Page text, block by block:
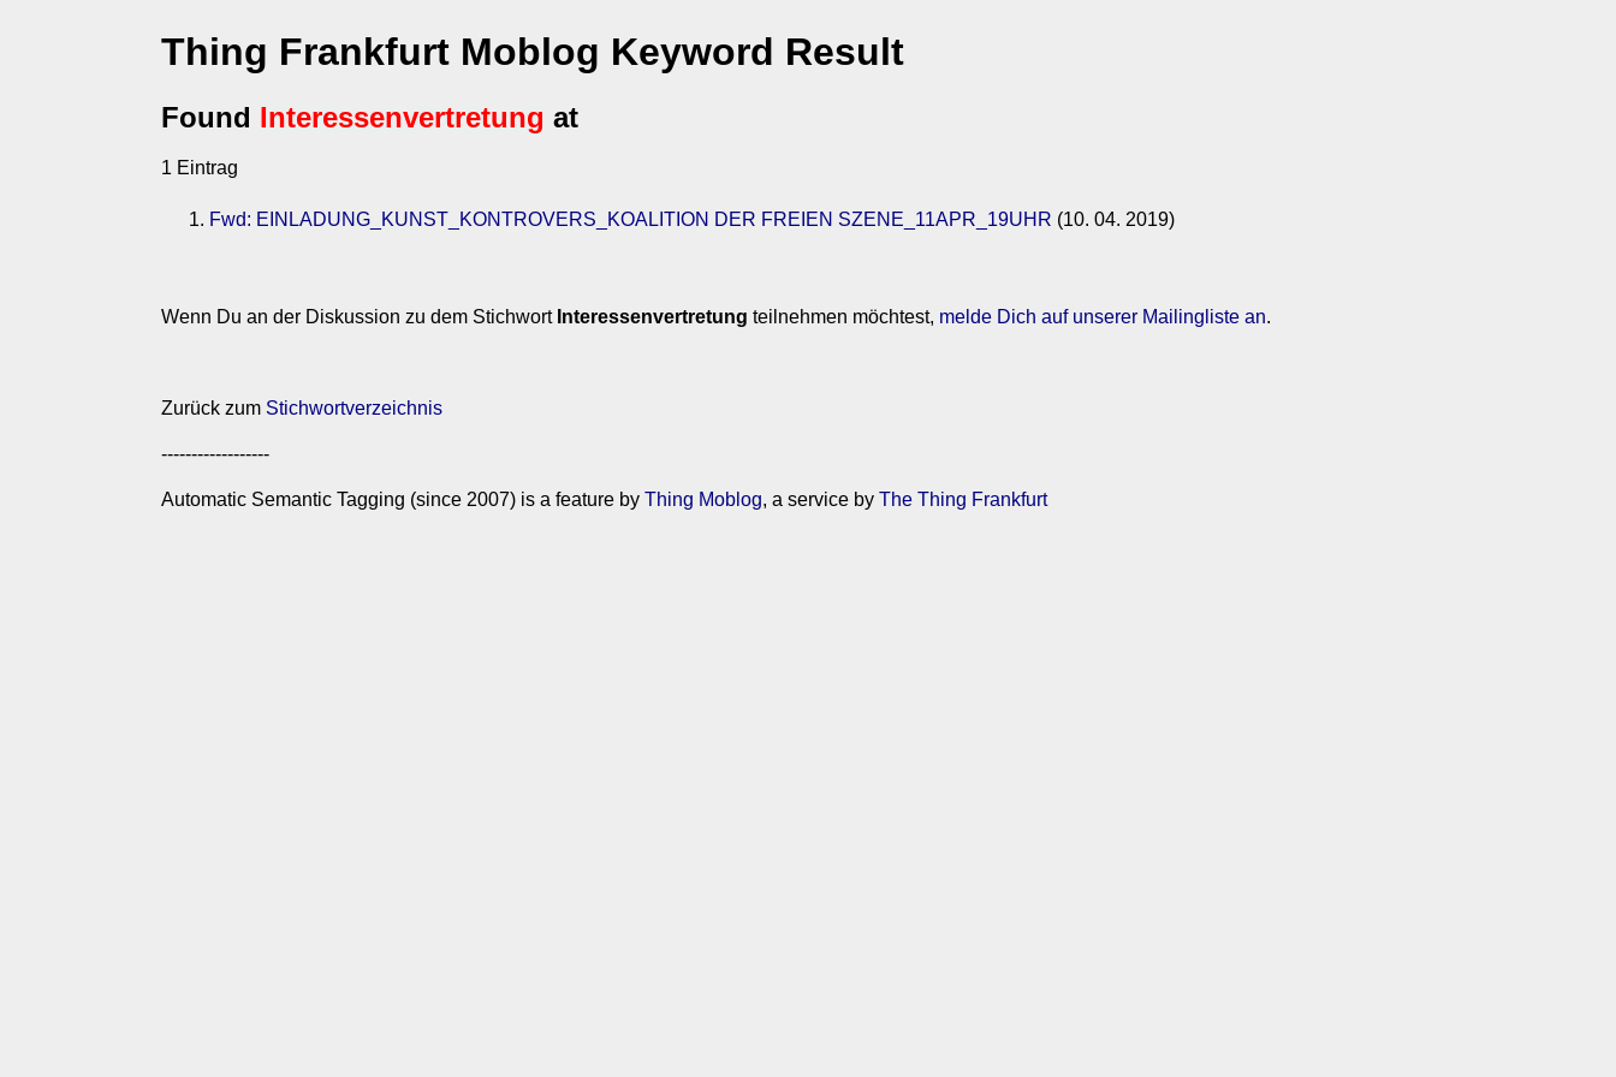
Thing Frankfurt Moblog Keyword Result
Found Interessenvertretung at
1 Eintrag
Fwd: EINLADUNG_KUNST_KONTROVERS_KOALITION DER FREIEN SZENE_11APR_19UHR (10. 04. 2019)
Wenn Du an der Diskussion zu dem Stichwort Interessenvertretung teilnehmen möchtest, melde Dich auf unserer Mailingliste an.
Zurück zum Stichwortverzeichnis
------------------
Automatic Semantic Tagging (since 2007) is a feature byThing Moblog, a service byThe Thing Frankfurt